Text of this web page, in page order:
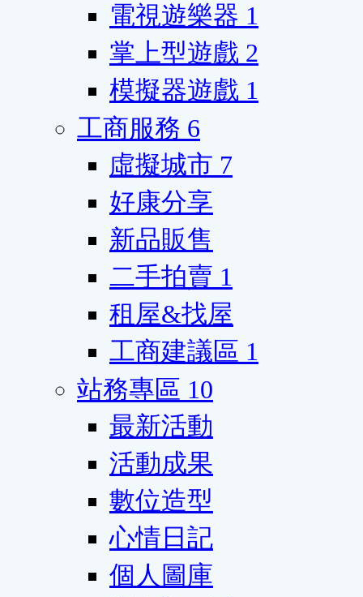
電視遊樂器 1
掌上型遊戲 2
模擬器遊戲 1
工商服務 6
虛擬城市 7
好康分享
新品販售
二手拍賣 1
租屋&找屋
工商建議區 1
站務專區 10
最新活動
活動成果
數位造型
心情日記
個人圖庫